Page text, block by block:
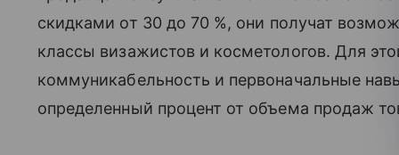
скидками от 30 до 70 %, они получат
классы визажистов и косметологов. Для
коммуникабельность и первоначальные
определенный процент от объема продаж